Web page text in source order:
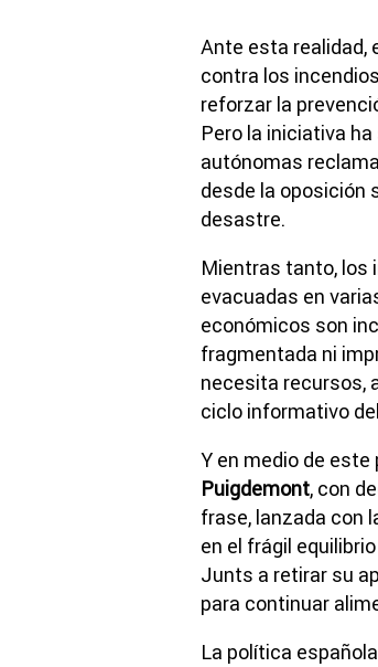
Ante esta realidad,
contra los
reforzar la
Pero la iniciativa
autónomas
desde la oposición
desastre.
Mientras tanto, los
evacuadas en
económicos son
fragmentada ni
necesita recursos,
ciclo informativo
Y en medio de este
Puigdemont, con
frase, lanzada con
en el frágil
Junts a retirar su
para continuar
La política